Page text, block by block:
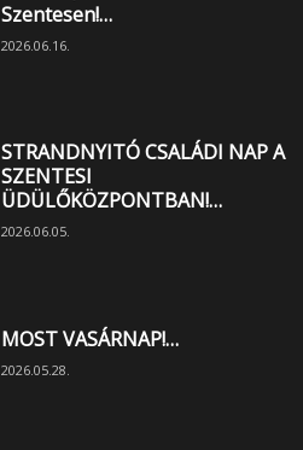
Szentesen!…
2026.06.16.
STRANDNYITÓ CSALÁDI NAP A
SZENTESI
ÜDÜLŐKÖZPONTBAN!…
2026.06.05.
MOST VASÁRNAP!…
2026.05.28.